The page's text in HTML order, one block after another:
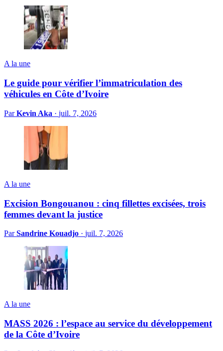
A la une
Le guide pour vérifier l’immatriculation des
véhicules en Côte d’Ivoire
ParKevin Aka · juil. 7, 2026
A la une
Excision Bongouanou : cinq fillettes excisées, trois
femmes devant la justice
ParSandrine Kouadjo · juil. 7, 2026
A la une
MASS 2026 : l’espace au service du développement
de la Côte d’Ivoire